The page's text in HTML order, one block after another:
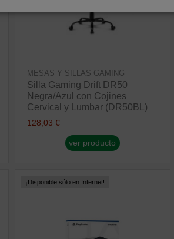
MESAS Y SILLAS GAMING
Silla Gaming Drift DR50
Negra/Azul con Cojines
Cervical y Lumbar (DR50BL)
128,03 €
ver producto
¡Disponible sólo en Internet!